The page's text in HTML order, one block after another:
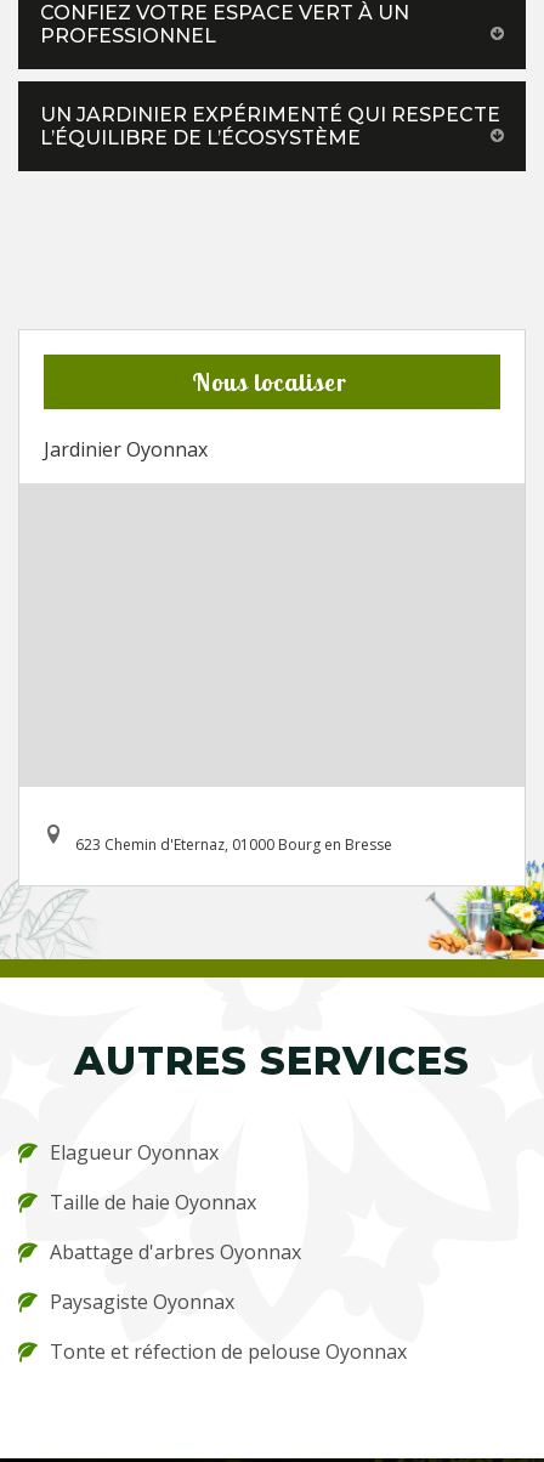
CONFIEZ VOTRE ESPACE VERT À UN
PROFESSIONNEL
UN JARDINIER EXPÉRIMENTÉ QUI RESPECTE
L’ÉQUILIBRE DE L’ÉCOSYSTÈME
Nous localiser
Jardinier Oyonnax
623 Chemin d'Eternaz, 01000 Bourg en Bresse
AUTRES SERVICES
Elagueur Oyonnax
Taille de haie Oyonnax
Abattage d'arbres Oyonnax
Paysagiste Oyonnax
Tonte et réfection de pelouse Oyonnax